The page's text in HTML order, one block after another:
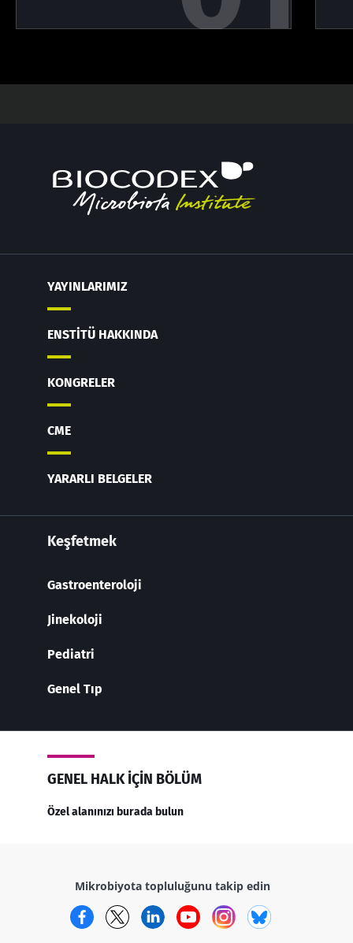
YAYINLARIMIZ
ENSTITÜ HAKKINDA
KONGRELER
CME
YARARLI BELGELER
Keşfetmek
Gastroenteroloji
Jinekoloji
Pediatri
Genel Tıp
GENEL HALK IÇIN BÖLÜM
Özel alanınızı burada bulun
Mikrobiyota topluluğunu takip edin
FacebookTwitterLinkedInYouTubeInstagram